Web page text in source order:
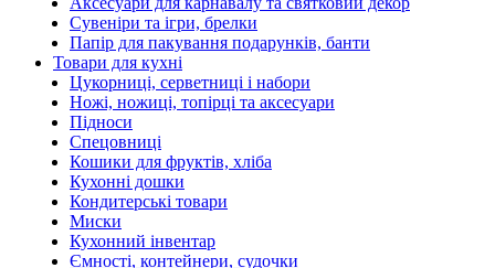
Сувеніри та ігри, брелки
Папір для пакування подарунків, банти
Товари для кухні
Цукорниці, серветниці і набори
Ножі, ножиці, топірці та аксесуари
Підноси
Спецовниці
Кошики для фруктів, хліба
Кухонні дошки
Кондитерські товари
Миски
Кухонний інвентар
Ємності, контейнери, судочки